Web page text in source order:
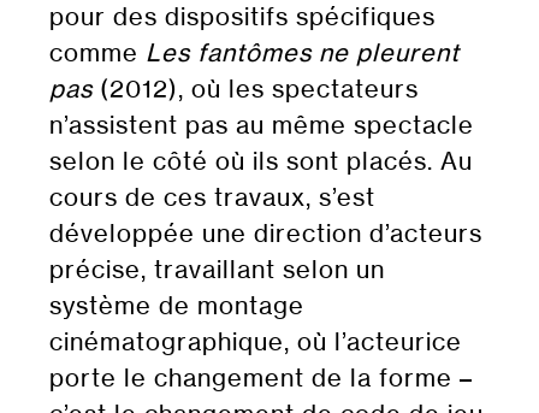
pour des dispositifs spécifiques
comme Les fantômes ne pleurent
pas(2012), où les spectateurs
n’assistent pas au même spectacle
selon le côté où ils sont placés. Au
cours de ces travaux, s’est
développée une direction d’acteurs
précise, travaillant selon un
système de montage
cinématographique, où l’acteurice
porte le changement de la forme –